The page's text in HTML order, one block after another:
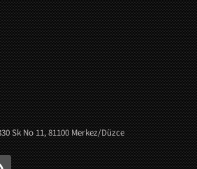
Sk No 11, 81100 Merkez/Düzce